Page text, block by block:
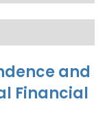
and
Financial